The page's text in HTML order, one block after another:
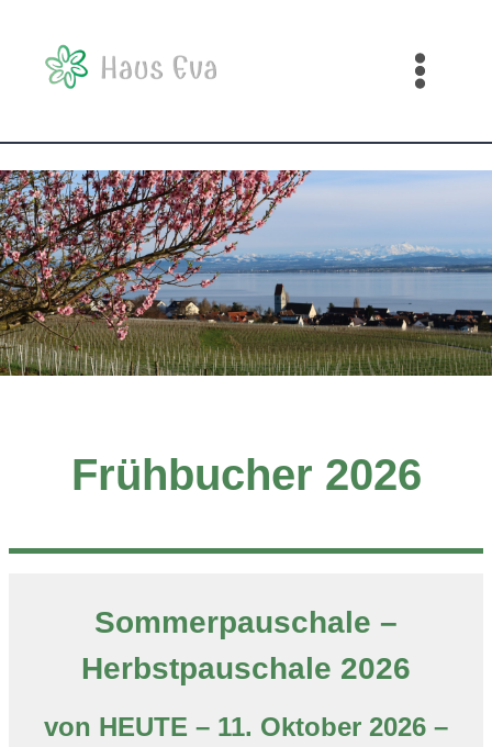
springen
Frühbucher 2026
Sommerpauschale –
Herbstpauschale 2026
von HEUTE – 11. Oktober 2026 –